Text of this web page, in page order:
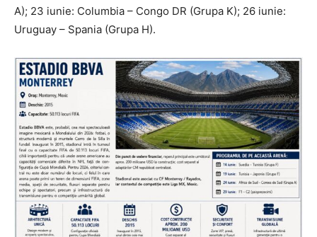
A); 23 iunie: Columbia – Congo DR (Grupa K); 26 iunie:
Uruguay – Spania (Grupa H).